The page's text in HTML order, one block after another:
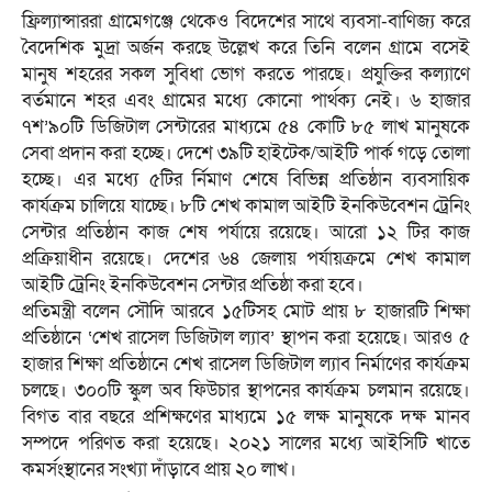
ফ্রিল্যান্সাররা গ্রামেগঞ্জে থেকেও বিদেশের সাথে ব্যবসা-বাণিজ্য করে
বৈদেশিক মুদ্রা অর্জন করছে উল্লেখ করে তিনি বলেন গ্রামে বসেই
মানুষ শহরের সকল সুবিধা ভোগ করতে পারছে। প্রযুক্তির কল্যাণে
বর্তমানে শহর এবং গ্রামের মধ্যে কোনো পার্থক্য নেই। ৬ হাজার
৭শ’৯০টি ডিজিটাল সেন্টারের মাধ্যমে ৫৪ কোটি ৮৫ লাখ মানুষকে
সেবা প্রদান করা হচ্ছে। দেশে ৩৯টি হাইটেক/আইটি পার্ক গড়ে তোলা
হচ্ছে। এর মধ্যে ৫টির র্নিমাণ শেষে বিভিন্ন প্রতিষ্ঠান ব্যবসায়িক
কার্যক্রম চালিয়ে যাচ্ছে। ৮টি শেখ কামাল আইটি ইনকিউবেশন ট্রেনিং
সেন্টার প্রতিষ্ঠান কাজ শেষ পর্যায়ে রয়েছে। আরো ১২ টির কাজ
প্রক্রিয়াধীন রয়েছে। দেশের ৬৪ জেলায় পর্যায়ক্রমে শেখ কামাল
আইটি ট্রেনিং ইনকিউবেশন সেন্টার প্রতিষ্ঠা করা হবে।
প্রতিমন্ত্রী বলেন সৌদি আরবে ১৫টিসহ মোট প্রায় ৮ হাজারটি শিক্ষা
প্রতিষ্ঠানে ‘শেখ রাসেল ডিজিটাল ল্যাব’ স্থাপন করা হয়েছে। আরও ৫
হাজার শিক্ষা প্রতিষ্ঠানে শেখ রাসেল ডিজিটাল ল্যাব নির্মাণের কার্যক্রম
চলছে। ৩০০টি স্কুল অব ফিউচার স্থাপনের কার্যক্রম চলমান রয়েছে।
বিগত বার বছরে প্রশিক্ষণের মাধ্যমে ১৫ লক্ষ মানুষকে দক্ষ মানব
সম্পদে পরিণত করা হয়েছে। ২০২১ সালের মধ্যে আইসিটি খাতে
কমর্সংস্থানের সংখ্যা দাঁড়াবে প্রায় ২০ লাখ।